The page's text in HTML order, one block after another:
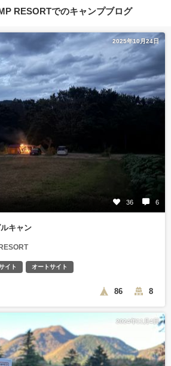
RESORTでのキャンプブログ
2025年10月24日
36 6
キャン
イト オートサイト
86 8
2024年11月4日